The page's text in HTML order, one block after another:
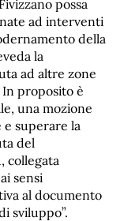
possa
ad interventi
della
la
ad altre zone
In proposito è
una mozione
superare la
del
collegata
sensi
al documento
sviluppo”.